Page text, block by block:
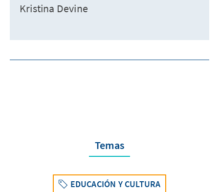
Kristina Devine
Temas
EDUCACIÓN Y CULTURA